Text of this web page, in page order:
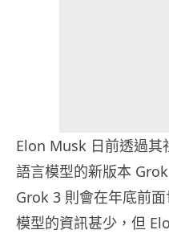
Elon Musk 日前透過其
語言模型的新版本
Grok 3 則會在年底前
模型的資訊甚少，但